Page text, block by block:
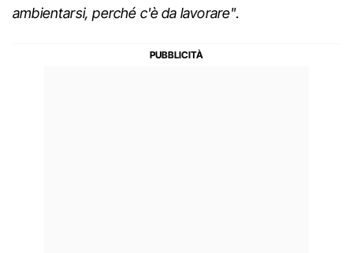
ambientarsi, perché c'è da lavorare".